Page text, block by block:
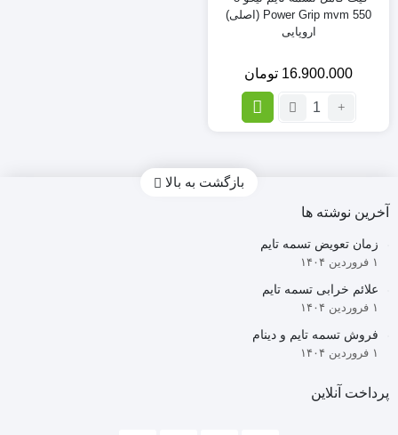
Power Grip mvm 550 (اصلی)
اروپایی
16.900.000 تومان
تعداد:
5-
Grip
mvm
550
(اصلی)
بازگشت به بالا
آخرین نوشته ها
زمان تعویض تسمه تایم
۱ فروردین ۱۴۰۴
علائم خرابی تسمه تایم
۱ فروردین ۱۴۰۴
فروش تسمه تایم و دینام
۱ فروردین ۱۴۰۴
پرداخت آنلاین